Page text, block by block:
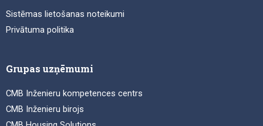
Sistēmas lietošanas noteikumi
Privātuma politika
Grupas uzņēmumi
CMB Inženieru kompetences centrs
CMB Inženieru birojs